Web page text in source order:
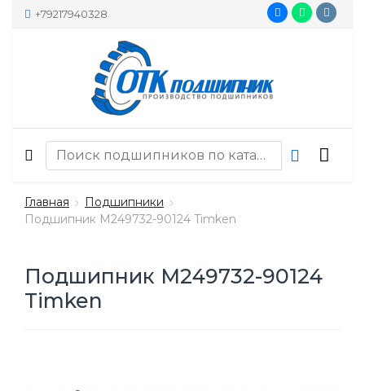
+79217940328
Главная
Подшипники
Подшипник M249732-90124 Timken
Подшипник M249732-90124
Timken